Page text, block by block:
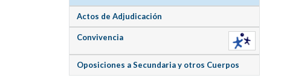
Actos de Adjudicación
Convivencia
Oposiciones a Secundaria y otros Cuerpos